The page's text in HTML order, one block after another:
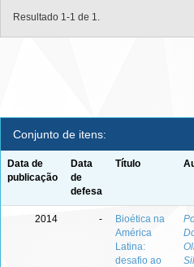
Resultado 1-1 de 1.
Conjunto de itens:
Data de
publicação
Data
de
defesa
Título
2014 -
Bioética na
América
Latina:
desafio ao